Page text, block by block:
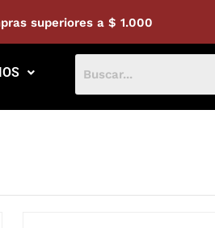
superiores a $ 1.000